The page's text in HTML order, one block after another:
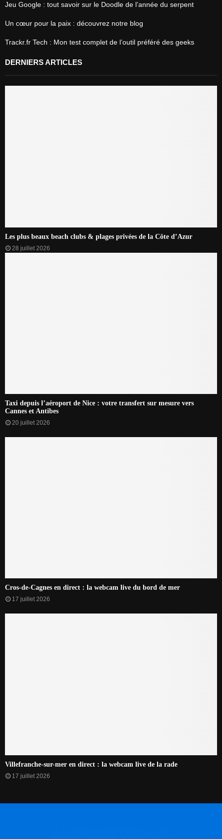
Jeu Google : tout savoir sur le Doodle de l’année du serpent
Un cœur pour la paix : découvrez notre blog
Trackr.fr Tech : Mon test complet de l’outil préféré des geeks
DERNIERS ARTICLES
Les plus beaux beach clubs & plages privées de la Côte d’Azur
28 juillet 2026
Taxi depuis l’aéroport de Nice : votre transfert sur mesure vers
Cannes et Antibes
20 juillet 2026
Cros-de-Cagnes en direct : la webcam live du bord de mer
17 juillet 2026
Villefranche-sur-mer en direct : la webcam live de la rade
17 juillet 2026